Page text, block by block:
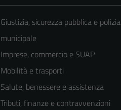
Giustizia, sicurezza pubblica e polizia
municipale
Imprese, commercio e SUAP
Mobilità e trasporti
Salute, benessere e assistenza
Tributi, finanze e contravvenzioni